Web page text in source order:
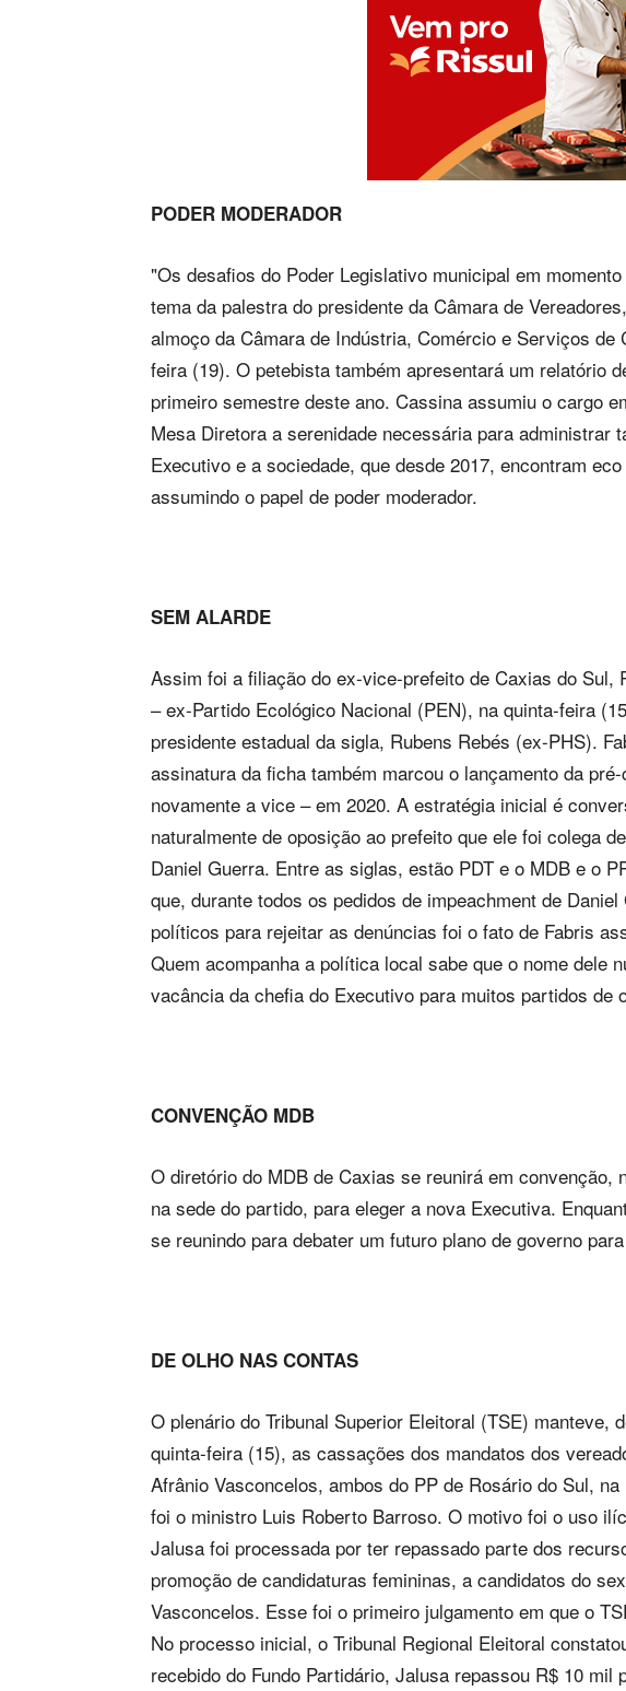
PODER MODERADOR
"Os desafios do Poder Legislativo municipal em
tema da palestra do presidente da Câmara de
almoço da Câmara de Indústria, Comércio e Serviços de
feira (19). O petebista também apresentará um relatório
primeiro semestre deste ano. Cassina assumiu o cargo
Mesa Diretora a serenidade necessária para administrar
Executivo e a sociedade, que desde 2017, encontram
assumindo o papel de poder moderador.
SEM ALARDE
Assim foi a filiação do ex-vice-prefeito de Caxias do Sul,
– ex-Partido Ecológico Nacional (PEN), na quinta-feira
presidente estadual da sigla, Rubens Rebés (ex-PHS).
assinatura da ficha também marcou o lançamento da
novamente a vice – em 2020. A estratégia inicial é
naturalmente de oposição ao prefeito que ele foi colega
Daniel Guerra. Entre as siglas, estão PDT e o MDB e o
que, durante todos os pedidos de impeachment de
políticos para rejeitar as denúncias foi o fato de Fabris
Quem acompanha a política local sabe que o nome dele
vacância da chefia do Executivo para muitos partidos de
CONVENÇÃO MDB
O diretório do MDB de Caxias se reunirá em convenção,
na sede do partido, para eleger a nova Executiva.
se reunindo para debater um futuro plano de governo
DE OLHO NAS CONTAS
O plenário do Tribunal Superior Eleitoral (TSE) manteve,
quinta-feira (15), as cassações dos mandatos dos
Afrânio Vasconcelos, ambos do PP de Rosário do Sul,
foi o ministro Luis Roberto Barroso. O motivo foi o uso
Jalusa foi processada por ter repassado parte dos
promoção de candidaturas femininas, a candidatos do
Vasconcelos. Esse foi o primeiro julgamento em que o
No processo inicial, o Tribunal Regional Eleitoral
recebido do Fundo Partidário, Jalusa repassou R$ 10 mil